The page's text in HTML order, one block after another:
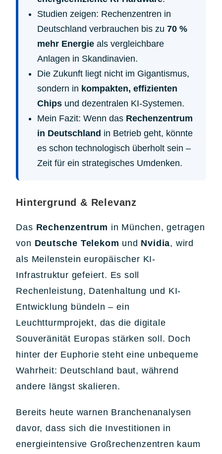
Studien zeigen: Rechenzentren in
Deutschland verbrauchen bis zu70 %
mehr Energie als vergleichbare
Anlagen in Skandinavien.
Die Zukunft liegt nicht im Gigantismus,
sondern in kompakten, effizienten
Chips und dezentralen KI-Systemen.
Mein Fazit: Wenn das Rechenzentrum
in Deutschland in Betrieb geht, könnte
es schon technologisch überholt sein –
Zeit für ein strategisches Umdenken.
Hintergrund & Relevanz
Das Rechenzentrum in München, getragen
von Deutsche Telekom und Nvidia, wird
als Meilenstein europäischer KI-
Infrastruktur gefeiert. Es soll
Rechenleistung, Datenhaltung und KI-
Entwicklung bündeln – ein
Leuchtturmprojekt, das die digitale
Souveränität Europas stärken soll. Doch
hinter der Euphorie steht eine unbequeme
Wahrheit: Deutschland baut, während
andere längst skalieren.
Bereits heute warnen Branchenanalysen
davor, dass sich die Investitionen in
energieintensive Großrechenzentren kaum